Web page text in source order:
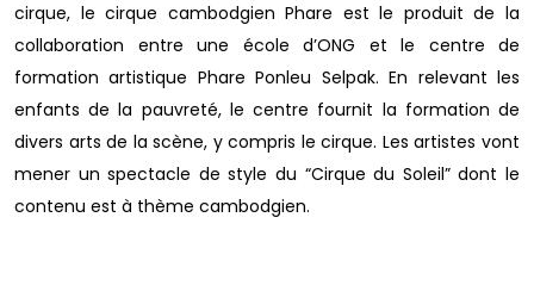
cirque, le cirque cambodgien Phare est le produit de la
collaboration entre une école d’ONG et le centre de
formation artistique Phare Ponleu Selpak. En relevant les
enfants de la pauvreté, le centre fournit la formation de
divers arts de la scène, y compris le cirque. Les artistes vont
mener un spectacle de style du “Cirque du Soleil” dont le
contenu est à thème cambodgien.